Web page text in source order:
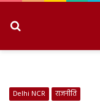
Delhi NCR राजनीति